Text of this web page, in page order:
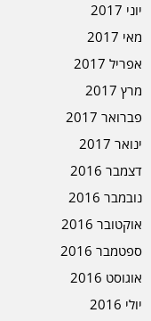
יוני 2017
מאי 2017
אפריל 2017
מרץ 2017
פברואר 2017
ינואר 2017
דצמבר 2016
נובמבר 2016
אוקטובר 2016
ספטמבר 2016
אוגוסט 2016
יולי 2016